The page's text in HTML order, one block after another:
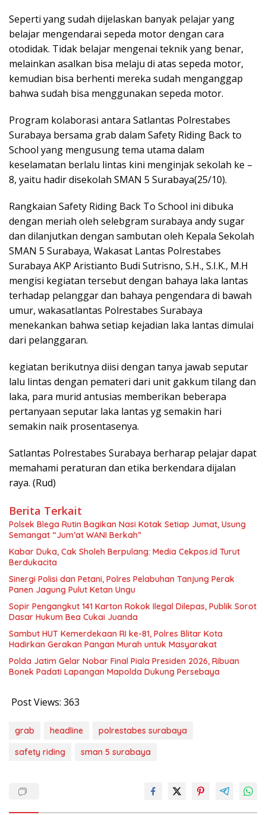
Seperti yang sudah dijelaskan banyak pelajar yang
belajar mengendarai sepeda motor dengan cara
otodidak. Tidak belajar mengenai teknik yang benar,
melainkan asalkan bisa melaju di atas sepeda motor,
kemudian bisa berhenti mereka sudah menganggap
bahwa sudah bisa menggunakan sepeda motor.
Program kolaborasi antara Satlantas Polrestabes
Surabaya bersama grab dalam Safety Riding Back to
School yang mengusung tema utama dalam
keselamatan berlalu lintas kini menginjak sekolah ke –
8, yaitu hadir disekolah SMAN 5 Surabaya(25/10).
Rangkaian Safety Riding Back To School ini dibuka
dengan meriah oleh selebgram surabaya andy sugar
dan dilanjutkan dengan sambutan oleh Kepala Sekolah
SMAN 5 Surabaya, Wakasat Lantas Polrestabes
Surabaya AKP Aristianto Budi Sutrisno, S.H., S.I.K., M.H
mengisi kegiatan tersebut dengan bahaya laka lantas
terhadap pelanggar dan bahaya pengendara di bawah
umur, wakasatlantas Polrestabes Surabaya
menekankan bahwa setiap kejadian laka lantas dimulai
dari pelanggaran.
kegiatan berikutnya diisi dengan tanya jawab seputar
lalu lintas dengan pemateri dari unit gakkum tilang dan
laka, para murid antusias memberikan beberapa
pertanyaan seputar laka lantas yg semakin hari
semakin naik prosentasenya.
Satlantas Polrestabes Surabaya berharap pelajar dapat
memahami peraturan dan etika berkendara dijalan
raya. (Rud)
Berita Terkait
Polsek Blega Rutin Bagikan Nasi Kotak Setiap Jumat, Usung
Semangat “Jum’at WANI Berkah”
Kabar Duka, Cak Sholeh Berpulang: Media Cekpos.id Turut
Berdukacita
Sinergi Polisi dan Petani, Polres Pelabuhan Tanjung Perak
Panen Jagung Pulut Ketan Ungu
Sopir Pengangkut 141 Karton Rokok Ilegal Dilepas, Publik Sorot
Dasar Hukum Bea Cukai Juanda
Sambut HUT Kemerdekaan RI ke-81, Polres Blitar Kota
Hadirkan Gerakan Pangan Murah untuk Masyarakat
Polda Jatim Gelar Nobar Final Piala Presiden 2026, Ribuan
Bonek Padati Lapangan Mapolda Dukung Persebaya
Post Views: 363
grab headline
polrestabes surabaya
safety riding
sman 5 surabaya